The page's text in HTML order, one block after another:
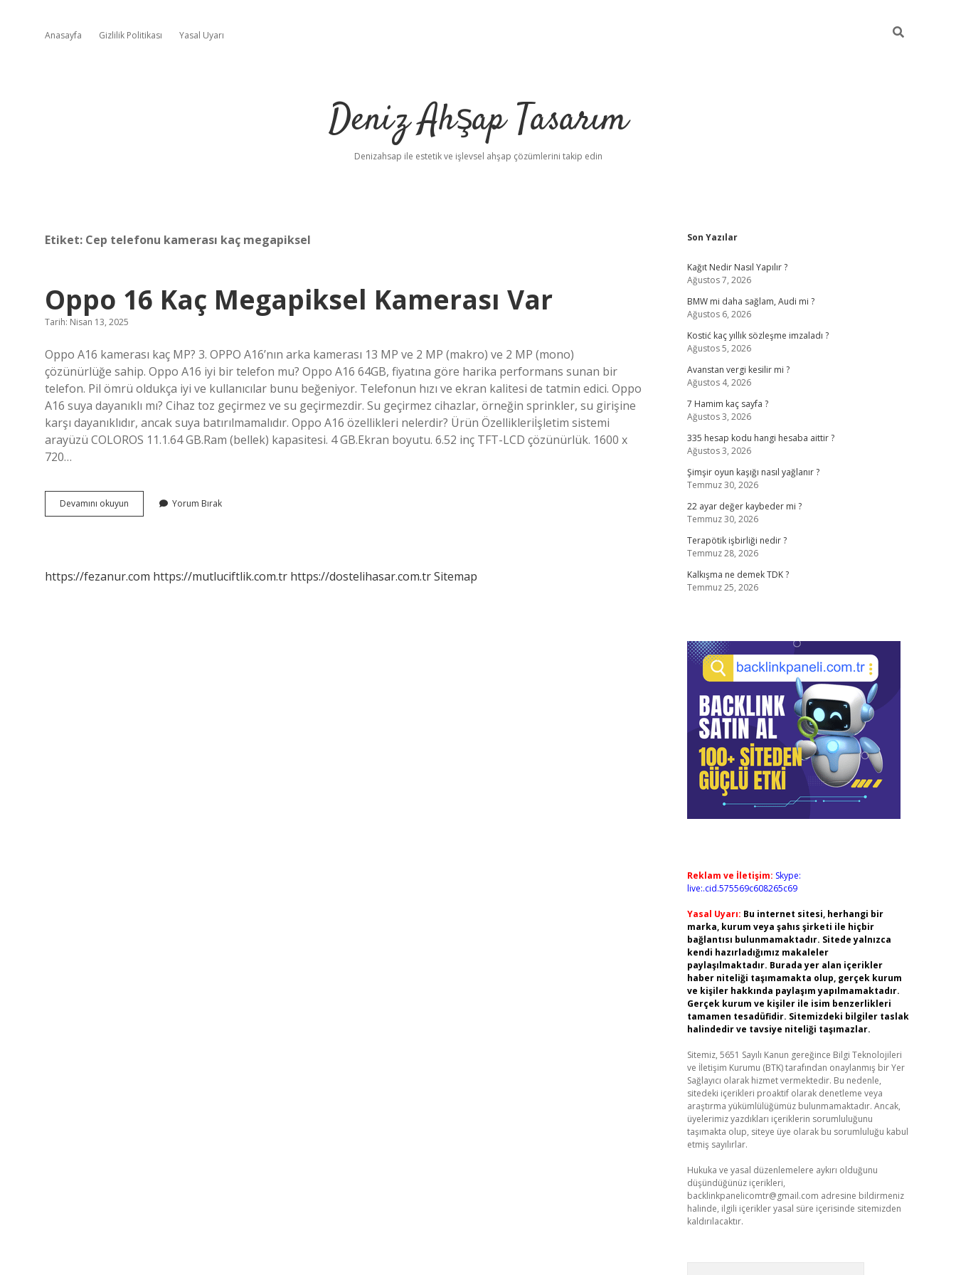
Anasayfa Gizlilik Politikası Yasal Uyarı
Deniz Ahşap Tasarım
Denizahsap ile estetik ve işlevsel ahşap çözümlerini takip edin
Etiket: Cep telefonu kamerası kaç megapiksel
Oppo 16 Kaç Megapiksel Kamerası Var
Tarih: Nisan 13, 2025
Oppo A16 kamerası kaç MP? 3. OPPO A16’nın arka kamerası 13 MP ve 2 MP (makro) ve 2 MP (mono)
çözünürlüğe sahip. Oppo A16 iyi bir telefon mu? Oppo A16 64GB, fiyatına göre harika performans sunan bir
telefon. Pil ömrü oldukça iyi ve kullanıcılar bunu beğeniyor. Telefonun hızı ve ekran kalitesi de tatmin edici. Oppo
A16 suya dayanıklı mı? Cihaz toz geçirmez ve su geçirmezdir. Su geçirmez cihazlar, örneğin sprinkler, su girişine
karşı dayanıklıdır, ancak suya batırılmamalıdır. Oppo A16 özellikleri nelerdir? Ürün Özellikleriİşletim sistemi
arayüzü COLOROS 11.1.64 GB.Ram (bellek) kapasitesi. 4 GB.Ekran boyutu. 6.52 inç TFT-LCD çözünürlük. 1600 x
720…
Devamını okuyun
16
Yorum Bırak
https://fezanur.com https://mutluciftlik.com.tr https://dostelihasar.com.trSitemap
Sidebar
Son Yazılar
Kağıt Nedir Nasıl Yapılır ?
Ağustos 7, 2026
BMW mi daha sağlam, Audi mi ?
Ağustos 6, 2026
Kostić kaç yıllık sözleşme imzaladı ?
Ağustos 5, 2026
Avanstan vergi kesilir mi ?
Ağustos 4, 2026
7 Hamim kaç sayfa ?
Ağustos 3, 2026
335 hesap kodu hangi hesaba aittir ?
Ağustos 3, 2026
Şimşir oyun kaşığı nasıl yağlanır ?
Temmuz 30, 2026
22 ayar değer kaybeder mi ?
Temmuz 30, 2026
Terapötik işbirliği nedir ?
Temmuz 28, 2026
Kalkışma ne demek TDK ?
Temmuz 25, 2026
Reklam ve İletişim: Skype:
live:.cid.575569c608265c69
Yasal Uyarı: Bu internet sitesi, herhangi bir
marka, kurum veya şahıs şirketi ile hiçbir
bağlantısı bulunmamaktadır. Sitede yalnızca
kendi hazırladığımız makaleler
paylaşılmaktadır. Burada yer alan içerikler
haber niteliği taşımamakta olup, gerçek kurum
ve kişiler hakkında paylaşım yapılmamaktadır.
Gerçek kurum ve kişiler ile isim benzerlikleri
tamamen tesadüfidir. Sitemizdeki bilgiler taslak
halindedir ve tavsiye niteliği taşımazlar.
Sitemiz, 5651 Sayılı Kanun gereğince Bilgi Teknolojileri
ve İletişim Kurumu (BTK) tarafından onaylanmış bir Yer
Sağlayıcı olarak hizmet vermektedir. Bu nedenle,
sitedeki içerikleri proaktif olarak denetleme veya
araştırma yükümlülüğümüz bulunmamaktadır. Ancak,
üyelerimiz yazdıkları içeriklerin sorumluluğunu
taşımakta olup, siteye üye olarak bu sorumluluğu kabul
etmiş sayılırlar.
Hukuka ve yasal düzenlemelere aykırı olduğunu
düşündüğünüz içerikleri,
backlinkpanelicomtr@gmail.com adresine bildirmeniz
halinde, ilgili içerikler yasal süre içerisinde sitemizden
kaldırılacaktır.